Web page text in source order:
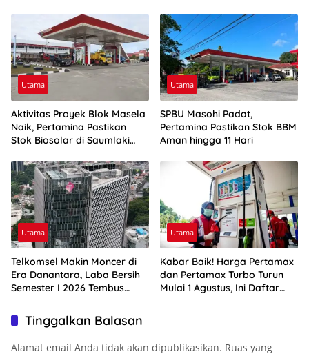
Utama
Aktivitas Proyek Blok Masela
Naik, Pertamina Pastikan
Stok Biosolar di Saumlaki
Utama
SPBU Masohi Padat,
Pertamina Pastikan Stok BBM
Aman hingga 11 Hari
Utama
Telkomsel Makin Moncer di
Era Danantara, Laba Bersih
Semester I 2026 Tembus
Utama
Kabar Baik! Harga Pertamax
dan Pertamax Turbo Turun
Mulai 1 Agustus, Ini Daftar
Tinggalkan Balasan
Alamat email Anda tidak akan dipublikasikan. Ruas yang